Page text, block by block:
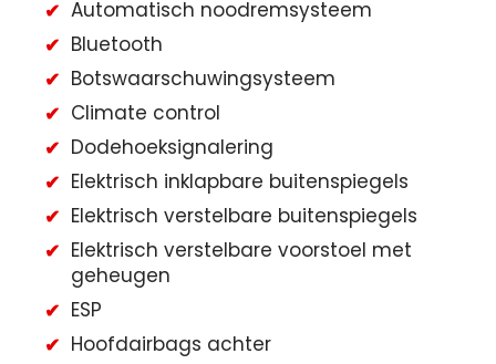
Automatisch noodremsysteem
Bluetooth
Botswaarschuwingsysteem
Climate control
Dodehoeksignalering
Elektrisch inklapbare buitenspiegels
Elektrisch verstelbare buitenspiegels
Elektrisch verstelbare voorstoel met
geheugen
ESP
Hoofdairbags achter